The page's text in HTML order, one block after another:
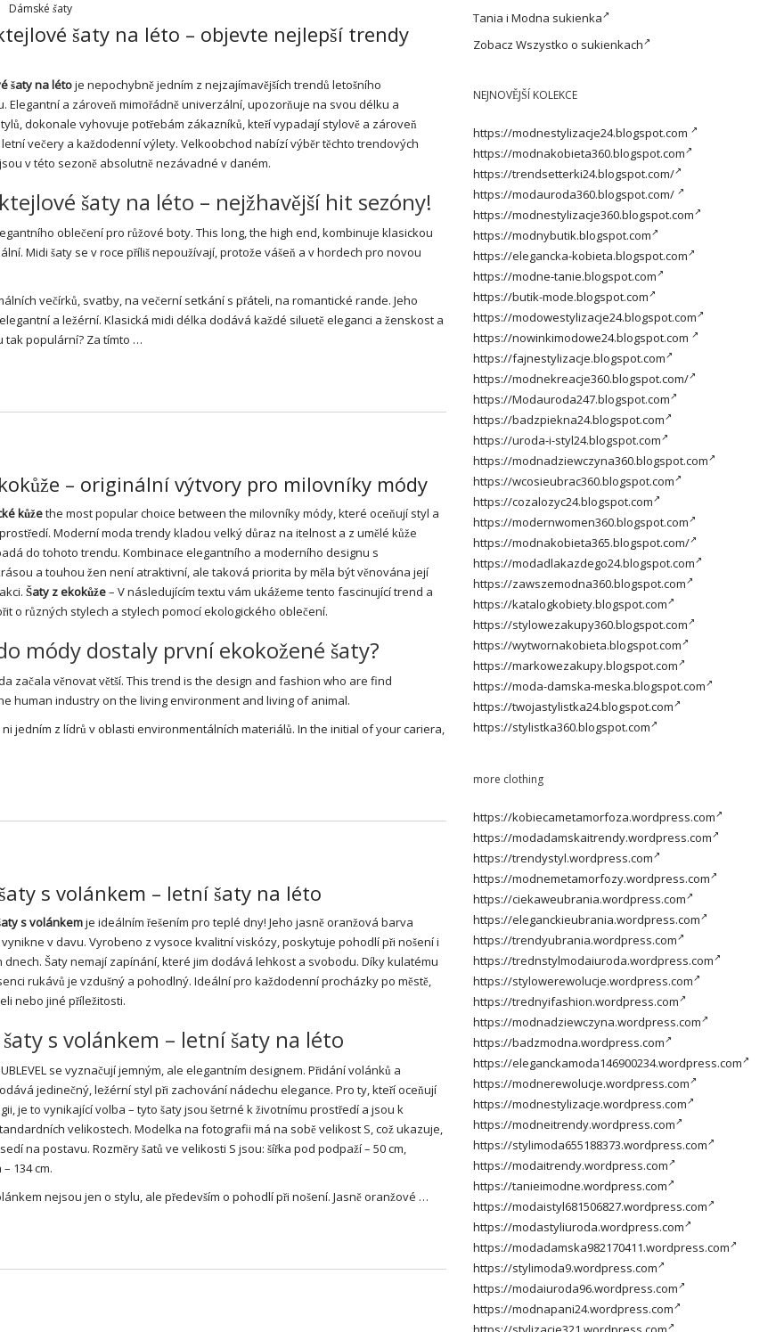
Dámské šaty
šaty na léto – objevte nejlepší trendy
šatyna létoje nepochybně jedním z nejzajímavějších trendů letošního
Elegantní a zároveň mimořádně univerzální, upozorňuje na svou délku a
dokonale vyhovuje potřebám zákazníků, kteří vypadají stylově a zároveň
večery a každodenní výlety. Velkoobchod nabízí výběr těchto trendových
v této sezoně absolutně nezávadné v daném.
šaty na léto – nejžhavější hit sezóny!
oblečení pro růžové boty. This long, the high end, kombinuje klasickou
Midi šaty se v roce příliš nepoužívají, protože vášeň a v hordech pro novou
večírků, svatby, na večerní setkání s přáteli, na romantické rande. Jeho
a ležérní. Klasická midi délka dodává každé siluetě eleganci a ženskost a
tak populární? Za tímto …
– originální výtvory pro milovníky módy
kůžethe most popular choice between the milovníky módy, které oceňují styl a
Modernímoda trendy kladou velký důraz na itelnost a z umělé kůže
do tohoto trendu. Kombinace elegantního a moderního designu s
a touhou žen není atraktivní, ale taková priorita by měla být věnována její
Šaty z ekokůže– V následujícím textu vám ukážeme tento fascinující trend a
o různých stylech a stylech pomocí ekologického oblečení.
módy dostaly první ekokožené šaty?
začala věnovat větší. This trend is the design and fashion who are find
human industry on the living environment and living of animal.
jedním z lídrů v oblasti environmentálních materiálů. In the initial of your cariera,
s volánkem – letní šaty na léto
s volánkemje ideálním řešením pro teplé dny! Jeho jasně oranžová barva
v davu. Vyrobeno z vysoce kvalitní viskózy, poskytuje pohodlí při nošení i
dnech. Šaty nemají zapínání, které jim dodává lehkost a svobodu. Díky kulatému
rukávů je vzdušný a pohodlný. Ideální pro každodenní procházky po městě,
nebo jiné příležitosti.
s volánkem – letní šaty na léto
se vyznačují jemným, ale elegantním designem. Přidání volánků a
jedinečný, ležérní styl při zachování nádechu elegance. Pro ty, kteří oceňují
je to vynikající volba – tyto šaty jsou šetrné k životnímu prostředí a jsou k
velikostech. Modelka na fotografii má na sobě velikost S, což ukazuje,
na postavu. Rozměry šatů ve velikosti S jsou: šířka pod podpaží – 50 cm,
134 cm.
nejsou jen o stylu, ale především o pohodlí při nošení. Jasně oranžové …
Tania i Modna sukienka
Zobacz Wszystko o sukienkach
NEJNOVĚJŠÍ KOLEKCE
https://modnestylizacje24.blogspot.com
https://modnakobieta360.blogspot.com
https://trendsetterki24.blogspot.com/
https://modauroda360.blogspot.com/
https://modnestylizacje360.blogspot.com
https://modnybutik.blogspot.com
https://elegancka-kobieta.blogspot.com
https://modne-tanie.blogspot.com
https://butik-mode.blogspot.com
https://modowestylizacje24.blogspot.com
https://nowinkimodowe24.blogspot.com
https://fajnestylizacje.blogspot.com
https://modnekreacje360.blogspot.com/
https://Modauroda247.blogspot.com
https://badzpiekna24.blogspot.com
https://uroda-i-styl24.blogspot.com
https://modnadziewczyna360.blogspot.com
https://wcosieubrac360.blogspot.com
https://cozalozyc24.blogspot.com
https://modernwomen360.blogspot.com
https://modnakobieta365.blogspot.com/
https://modadlakazdego24.blogspot.com
https://zawszemodna360.blogspot.com
https://katalogkobiety.blogspot.com
https://stylowezakupy360.blogspot.com
https://wytwornakobieta.blogspot.com
https://markowezakupy.blogspot.com
https://moda-damska-meska.blogspot.com
https://twojastylistka24.blogspot.com
https://stylistka360.blogspot.com
more clothing
https://kobiecametamorfoza.wordpress.com
https://modadamskaitrendy.wordpress.com
https://trendystyl.wordpress.com
https://modnemetamorfozy.wordpress.com
https://ciekaweubrania.wordpress.com
https://eleganckieubrania.wordpress.com
https://trendyubrania.wordpress.com
https://trednstylmodaiuroda.wordpress.com
https://stylowerewolucje.wordpress.com
https://trednyifashion.wordpress.com
https://modnadziewczyna.wordpress.com
https://badzmodna.wordpress.com
https://eleganckamoda146900234.wordpress.com
https://modnerewolucje.wordpress.com
https://modnestylizacje.wordpress.com
https://modneitrendy.wordpress.com
https://stylimoda655188373.wordpress.com
https://modaitrendy.wordpress.com
https://tanieimodne.wordpress.com
https://modaistyl681506827.wordpress.com
https://modastyliuroda.wordpress.com
https://modadamska982170411.wordpress.com
https://stylimoda9.wordpress.com
https://modaiuroda96.wordpress.com
https://modnapani24.wordpress.com